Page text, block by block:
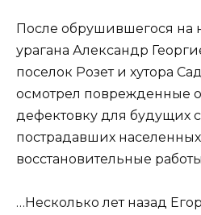
После обрушившегося на
урагана Александр
поселок Розет и хутора
осмотрел поврежденные
дефектовку для будущих
пострадавших населенных
восстановительные
…Несколько лет назад